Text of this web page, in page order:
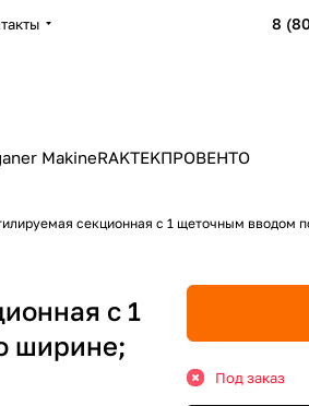
8
MakineRAKTEKПРОВЕНТО
секционная с 1 щеточным
с 1
ширине;
Под заказ